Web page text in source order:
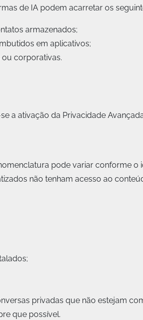
de IA podem acarretar os
armazenados;
em aplicativos;
ou corporativas.
a ativação da Privacidade
pode variar conforme o
não tenham acesso ao
privadas que não estejam
que possível.